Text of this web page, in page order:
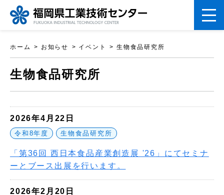
す。
ホーム お知らせ イベント 生物食品研究所
こ
ら
本
生物食品研究所
2026年4月22日
令和8年度 生物食品研究所
「第36回 西日本食品産業創造展 '26」にてセミナ
ーとブース出展を行います。
2026年2月20日